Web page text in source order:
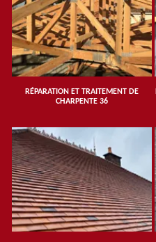
RÉPARATION ET TRAITEMENT DE
CHARPENTE 36